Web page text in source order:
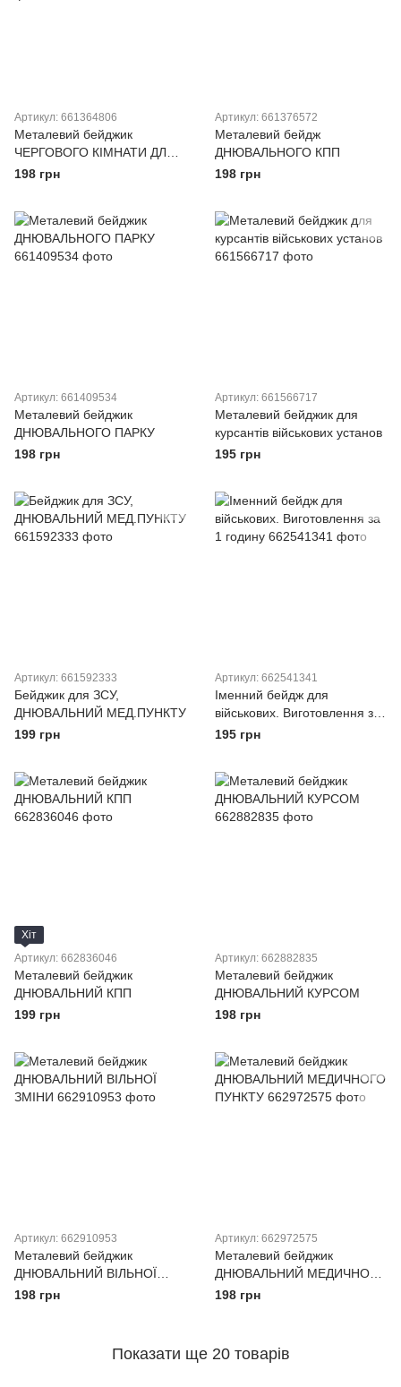
Артикул: 661364806
Металевий бейджик
ЧЕРГОВОГО КІМНАТИ ДЛЯ
ВІДВІДУВАЧІВ
198 грн
Артикул: 661376572
Металевий бейдж
ДНЮВАЛЬНОГО КПП
198 грн
Артикул: 661409534
Металевий бейджик
ДНЮВАЛЬНОГО ПАРКУ
198 грн
Артикул: 661566717
Металевий бейджик для
курсантів військових установ
195 грн
Артикул: 661592333
Бейджик для ЗСУ,
ДНЮВАЛЬНИЙ МЕД.ПУНКТУ
199 грн
Артикул: 662541341
Іменний бейдж для
військових. Виготовлення за
1 годину
195 грн
Хіт
Артикул: 662836046
Металевий бейджик
ДНЮВАЛЬНИЙ КПП
199 грн
Артикул: 662882835
Металевий бейджик
ДНЮВАЛЬНИЙ КУРСОМ
198 грн
Артикул: 662910953
Металевий бейджик
ДНЮВАЛЬНИЙ ВІЛЬНОЇ
ЗМІНИ
198 грн
Артикул: 662972575
Металевий бейджик
ДНЮВАЛЬНИЙ МЕДИЧНОГО
ПУНКТУ
198 грн
Показати ще 20 товарів